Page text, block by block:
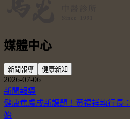
媒體中心
新聞報導 健康新知
2026-07-06
新聞報導
健康焦慮成新課題！黃福祥執行長
始